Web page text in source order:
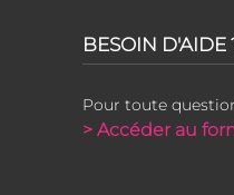
BESOIN D'AIDE
Pour toute
> Accéder au